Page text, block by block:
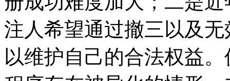
注人希望通过撤三以及
以维护自己的合法权益